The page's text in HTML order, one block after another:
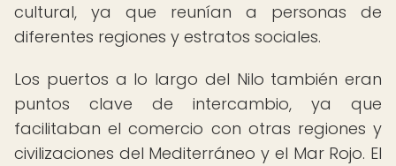
cultural, ya que reunían a personas de
diferentes regiones y estratos sociales.
Los puertos a lo largo del Nilo también eran
puntos clave de intercambio, ya que
facilitaban el comercio con otras regiones y
civilizaciones del Mediterráneo y el Mar Rojo. El